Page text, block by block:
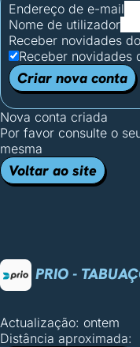
Endereço de e-mail
Nome de utilizador
Receber novidades
Receber novidades
Criar nova conta
Nova conta criada
Por favor consulte o
mesma
Voltar ao site
PRIO -
Actualização: ontem
Distância aproximada: